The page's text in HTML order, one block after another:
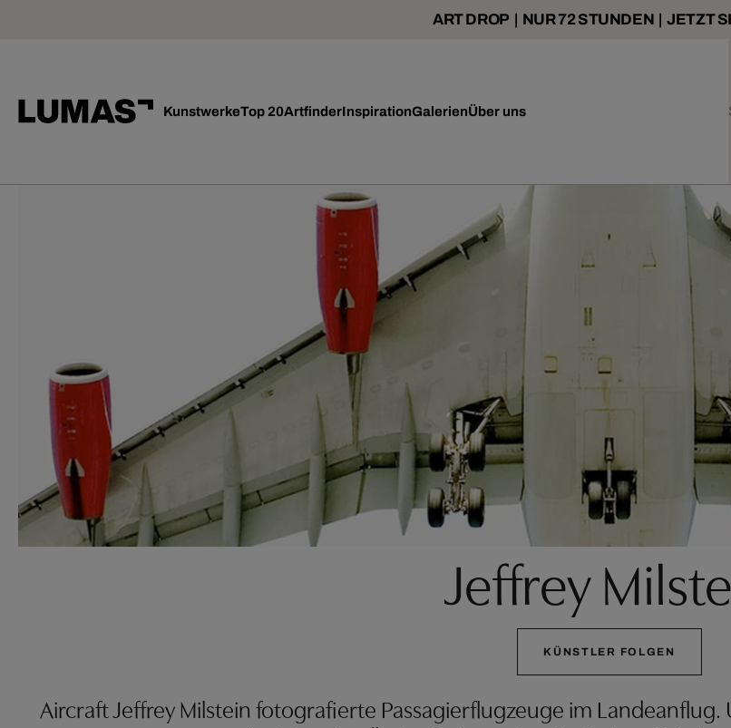
ART DROP | NUR 72 STUNDEN | JETZT
KunstwerkeTop 20ArtfinderInspirationGalerienÜber uns
Jeffrey
KÜNSTLER FOLGEN
Aircraft Jeffrey Milstein fotografierte Passagierflugzeuge im